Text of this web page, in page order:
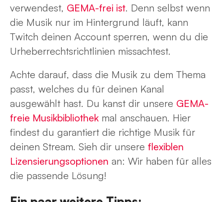
verwendest, GEMA-frei ist. Denn selbst wenn
die Musik nur im Hintergrund läuft, kann
Twitch deinen Account sperren, wenn du die
Urheberrechtsrichtlinien missachtest.
Achte darauf, dass die Musik zu dem Thema
passt, welches du für deinen Kanal
ausgewählt hast. Du kanst dir unsere GEMA-
freie Musikbibliothek mal anschauen. Hier
findest du garantiert die richtige Musik für
deinen Stream. Sieh dir unsere flexiblen
Lizensierungsoptionen an: Wir haben für alles
die passende Lösung!